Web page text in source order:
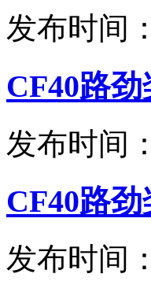
发布时间
CF40路
发布时间
CF40路
发布时间